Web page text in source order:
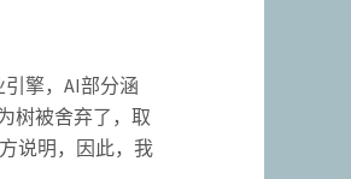
擎，AI部分涵
树被舍弃了，取
说明，因此，我